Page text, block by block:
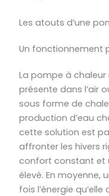
Les atouts d’une
Un fonctionnement
La pompe à chaleur
présente dans l’air
sous forme de
production d’eau
cette solution est
affronter les hivers
confort constant et
élevé. En moyenne,
fois l’énergie